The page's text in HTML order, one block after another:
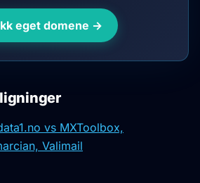
eget domene →
vs MXToolbox,
Valimail